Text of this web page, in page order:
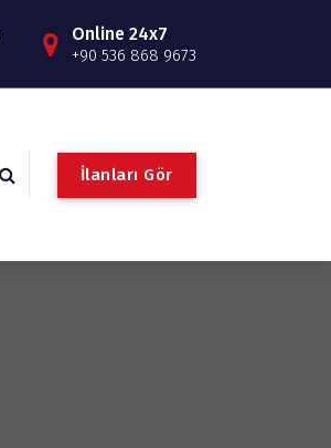
Online 24x7
+90 536 868 9673
İlanları Gör